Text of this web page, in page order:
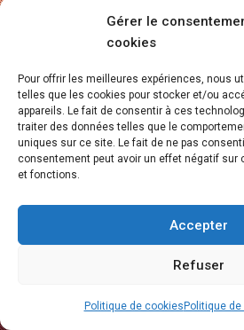
Gérer le
cookies
Pour offrir les meilleures expériences, nous
telles que les cookies pour stocker et/ou
appareils. Le fait de consentir à ces
traiter des données telles que le
uniques sur ce site. Le fait de ne pas
consentement peut avoir un effet négatif sur
et fonctions.
Accepter
Refuser
Politique de cookies Politique